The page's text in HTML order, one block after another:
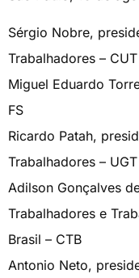
Sérgio Nobre,
Trabalhadores – CUT
Miguel Eduardo
FS
Ricardo Patah,
Trabalhadores – UGT
Adilson Gonçalves
Trabalhadores e
Brasil – CTB
Antonio Neto,